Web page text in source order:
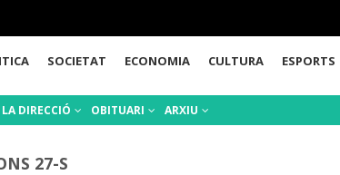
SOCIETAT ECONOMIA CULTURA ESPORTS
DIRECCIÓ OBITUARI ARXIU
27-S